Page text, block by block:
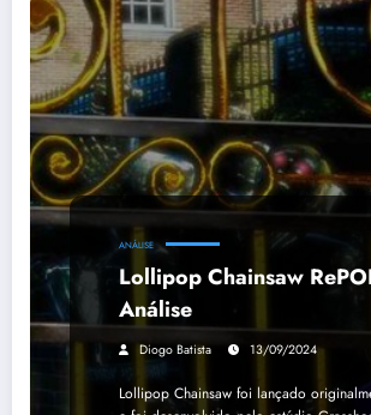
ANÁLISE
Lollipop Chainsaw
Análise
Diogo Batista 13/09/2024
Lollipop Chainsaw foi lançado